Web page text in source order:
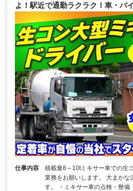
よ！駅近で通勤ラクラク！車・バ
仕事内容
積載量8～10tミキサー車での生
業務をお願いします。 大まかな
す。 ・ミキサー車の点検・整備